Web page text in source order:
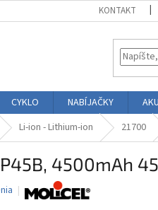
KONTAKT
CYKLO NABÍJAČKY
Li-ion - Lithium-ion 21700
4500mAh